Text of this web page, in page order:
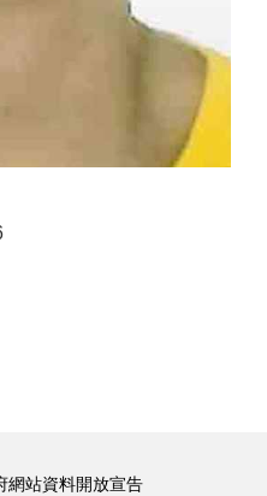
網站資料開放宣告